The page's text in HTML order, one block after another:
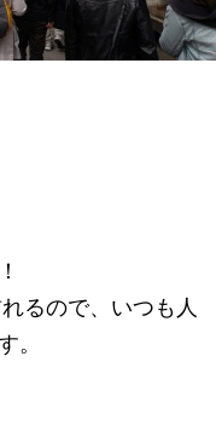
るので、いつも人
。